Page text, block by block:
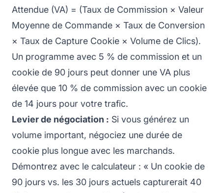
Attendue (VA) = (Taux de Commission × Valeur
Moyenne de Commande × Taux de Conversion
× Taux de Capture Cookie × Volume de Clics).
Un programme avec 5 % de commission et un
cookie de 90 jours peut donner une VA plus
élevée que 10 % de commission avec un cookie
de 14 jours pour votre trafic.
Levier de négociation : Si vous générez un
volume important, négociez une durée de
cookie plus longue avec les marchands.
Démontrez avec le calculateur : « Un cookie de
90 jours vs. les 30 jours actuels capturerait 40